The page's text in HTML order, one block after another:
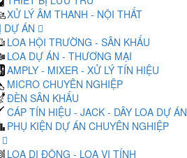
XỬ LÝ ÂM THANH - NỘI THẤT
DỰ ÁN
LOA HỘI TRƯỜNG - SÂN KHẤU
LOA DỰ ÁN - THƯƠNG MẠI
AMPLY - MIXER - XỬ LÝ TÍN HIỆU
MICRO CHUYÊN NGHIỆP
ĐÈN SÂN KHẤU
CÁP TÍN HIỆU - JACK - DÂY LOA DỰ ÁN
PHỤ KIỆN DỰ ÁN CHUYÊN NGHIỆP
LOA DI ĐỘNG - LOA VI TÍNH